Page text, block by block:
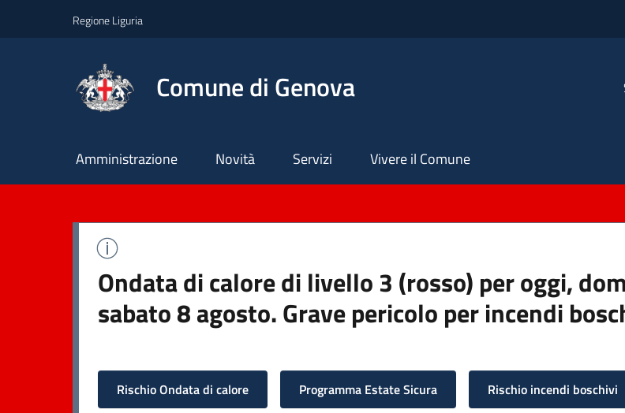
Regione Liguria
Comune di Genova
Principale
Amministrazione Novità Servizi Vivere il Comune
Ondata di calore di livello 3 (rosso) per oggi,
sabato 8 agosto. Grave pericolo per incendi
Rischio Ondata di calore Programma Estate Sicura Rischio incendi boschivi